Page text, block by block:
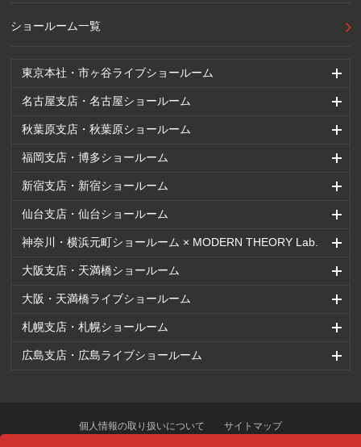
東京本社・市ヶ谷ライブショールーム
名古屋支店・名古屋ショールーム
秋葉原支店・秋葉原ショールーム
福岡支店・博多ショールーム
新宿支店・新宿ショールーム
仙台支店・仙台ショールーム
神奈川・横浜元町ショールーム × MODERN THEORY Lab.
大阪支店・天満橋ショールーム
大阪・天満橋ライブショールーム
札幌支店・札幌ショールーム
広島支店・広島ライブショールーム
ショールーム一覧
個人情報の取り扱いについて サイトマップ